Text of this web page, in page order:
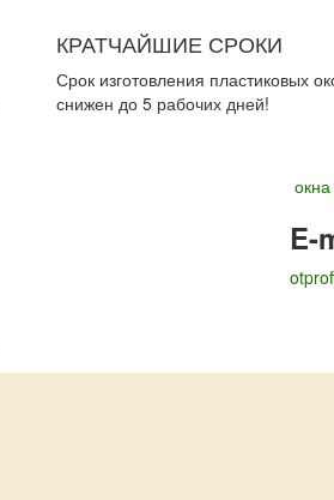
КРАТЧАЙШИЕ СРОКИ
Срок изготовления пластиковых
снижен до 5 рабочих дней!
E-